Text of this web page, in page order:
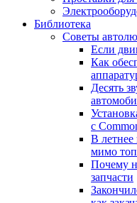
Библиотека
Советы
Если
Как
Десять
с
В летнее
мимо
Почему
запчасти